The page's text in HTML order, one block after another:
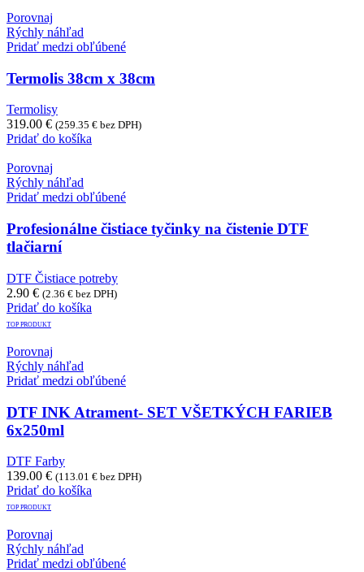
Porovnaj
Rýchly náhľad
Pridať medzi obľúbené
Termolis 38cm x 38cm
Termolisy
319.00 € (259.35 € bez DPH)
Pridať do košíka
Porovnaj
Rýchly náhľad
Pridať medzi obľúbené
Profesionálne čistiace tyčinky na čistenie DTF
tlačiarní
DTF Čistiace potreby
2.90 € (2.36 € bez DPH)
Pridať do košíka
TOP PRODUKT
Porovnaj
Rýchly náhľad
Pridať medzi obľúbené
DTF INK Atrament- SET VŠETKÝCH FARIEB
6x250ml
DTF Farby
139.00 € (113.01 € bez DPH)
Pridať do košíka
TOP PRODUKT
Porovnaj
Rýchly náhľad
Pridať medzi obľúbené